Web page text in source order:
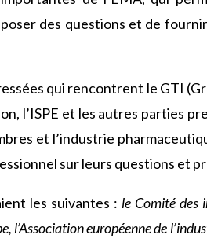
des questions et de
qui rencontrent le GTI
l’ISPE et les autres parties
et l’industrie
sur leurs questions et
les suivantes : le Comité des
européenne de